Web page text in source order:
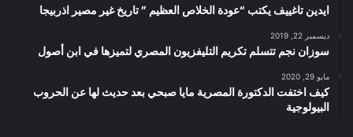
ايدين تاغييف يكتب “عودة الخلاص العظيم ” تاريخ غير مصير اذربيجا
ديسمبر 22, 2019
سوزان نجم تتسلم تكريم التليفزيون المصري لتميزها في ابن أصول
مايو 29, 2020
كيف اختفت الدكتورة المصرية مايا صبحي بعد حديث لها عن الحروب
البيولوجية